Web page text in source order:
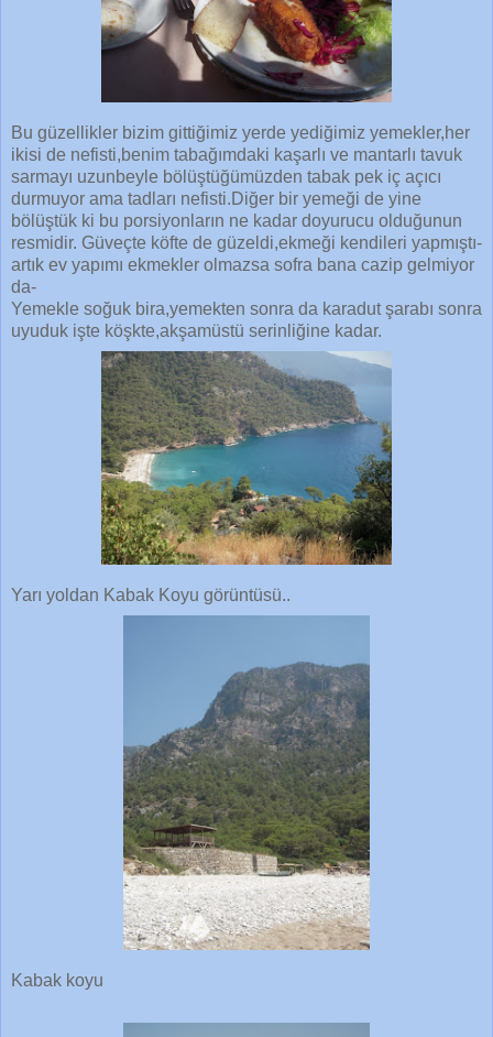
Bu güzellikler bizim gittiğimiz yerde yediğimiz yemekler,her
ikisi de nefisti,benim tabağımdaki kaşarlı ve mantarlı tavuk
sarmayı uzunbeyle bölüştüğümüzden tabak pek iç açıcı
durmuyor ama tadları nefisti.Diğer bir yemeği de yine
bölüştük ki bu porsiyonların ne kadar doyurucu olduğunun
resmidir. Güveçte köfte de güzeldi,ekmeği kendileri yapmıştı-
artık ev yapımı ekmekler olmazsa sofra bana cazip gelmiyor
da-
Yemekle soğuk bira,yemekten sonra da karadut şarabı sonra
uyuduk işte köşkte,akşamüstü serinliğine kadar.
Yarı yoldan Kabak Koyu görüntüsü..
Kabak koyu